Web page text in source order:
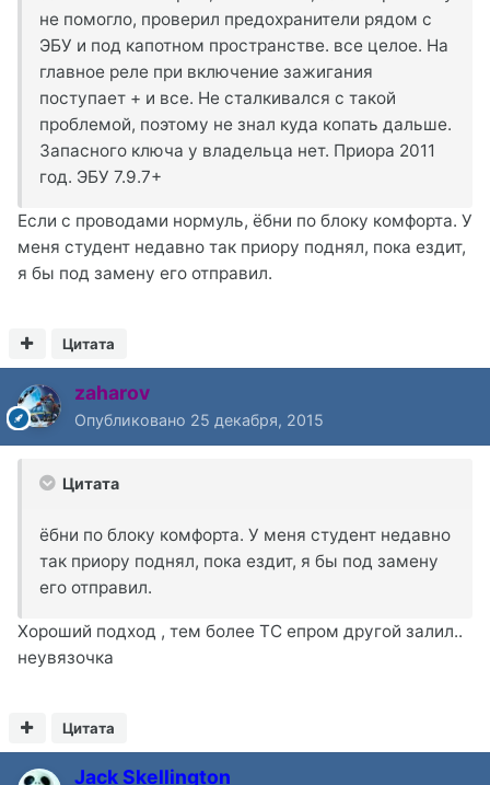
не помогло, проверил предохранители рядом с
ЭБУ и под капотном пространстве. все целое. На
главное реле при включение зажигания
поступает + и все. Не сталкивался с такой
проблемой, поэтому не знал куда копать дальше.
Запасного ключа у владельца нет. Приора 2011
год. ЭБУ 7.9.7+
Если с проводами нормуль, ёбни по блоку комфорта. У
меня студент недавно так приору поднял, пока ездит,
я бы под замену его отправил.
Цитата
zaharov
Опубликовано 25 декабря, 2015
Цитата
ёбни по блоку комфорта. У меня студент недавно
так приору поднял, пока ездит, я бы под замену
его отправил.
Хороший подход , тем более ТС епром другой залил..
неувязочка
Цитата
Jack Skellington